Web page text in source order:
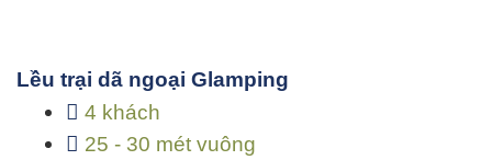
Lều trại dã ngoại Glamping
4 khách
25 - 30 mét vuông